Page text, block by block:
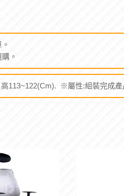
。
113~122(Cm). ※屬性:組裝完成產